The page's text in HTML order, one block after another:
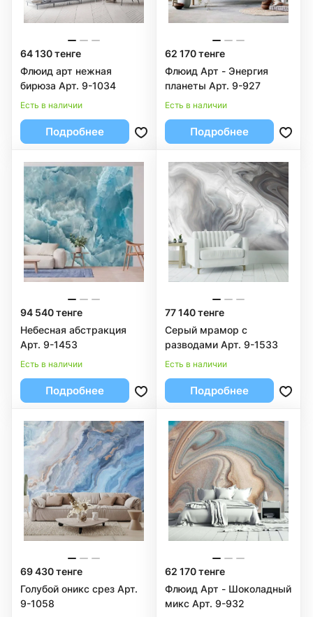
64 130 тенге
Флюид арт нежная
бирюза Арт. 9-1034
Есть в наличии
Подробнее
62 170 тенге
Флюид Арт - Энергия
планеты Арт. 9-927
Есть в наличии
Подробнее
94 540 тенге
Небесная абстракция
Арт. 9-1453
Есть в наличии
Подробнее
77 140 тенге
Серый мрамор с
разводами Арт. 9-1533
Есть в наличии
Подробнее
69 430 тенге
Голубой оникс срез Арт.
9-1058
62 170 тенге
Флюид Арт - Шоколадный
микс Арт. 9-932